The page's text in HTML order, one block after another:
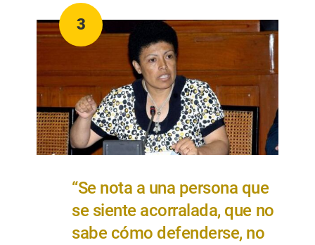
3
“Se nota a una persona que
se siente acorralada, que no
sabe cómo defenderse, no